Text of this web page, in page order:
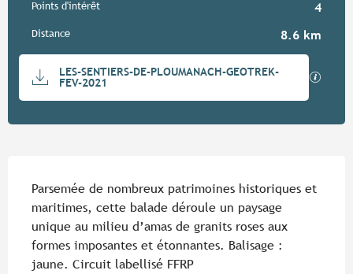
Points d'intérêt 4
Distance 8.6 km
Documentation
LES-SENTIERS-DE-PLOUMANACH-GEOTREK-
FEV-2021
Parsemée de nombreux patrimoines historiques et
maritimes, cette balade déroule un paysage
unique au milieu d’amas de granits roses aux
formes imposantes et étonnantes. Balisage :
jaune. Circuit labellisé FFRP